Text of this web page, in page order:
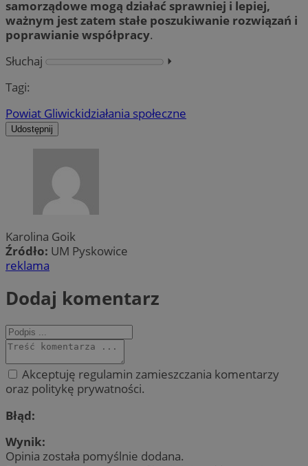
samorządowe mogą działać sprawniej i lepiej,
ważnym jest zatem stałe poszukiwanie rozwiązań i
poprawianie współpracy.
Słuchaj
⏵︎
Tagi:
Powiat Gliwickidziałania społeczne
Udostępnij
Karolina Goik
Źródło: UM Pyskowice
reklama
Dodaj komentarz
Akceptuję regulamin zamieszczania komentarzy
oraz politykę prywatności.
Błąd:
Wynik:
Opinia została pomyślnie dodana.